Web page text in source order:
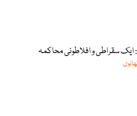
ایک سقراطی و افلاطونی محاکمہ